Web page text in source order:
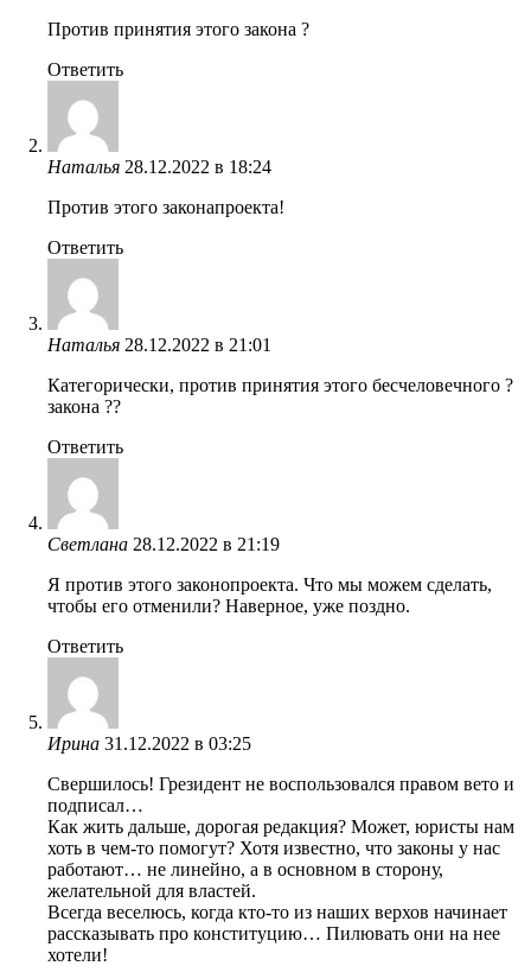
Против принятия этого закона ?
Ответить
Наталья 28.12.2022 в 18:24
Против этого законапроекта!
Ответить
Наталья 28.12.2022 в 21:01
Категорически, против принятия этого бесчеловечного ?
закона ??
Ответить
Светлана 28.12.2022 в 21:19
Я против этого законопроекта. Что мы можем сделать,
чтобы его отменили? Наверное, уже поздно.
Ответить
Ирина 31.12.2022 в 03:25
Свершилось! Грезидент не воспользовался правом вето и
подписал…
Как жить дальше, дорогая редакция? Может, юристы нам
хоть в чем-то помогут? Хотя известно, что законы у нас
работают… не линейно, а в основном в сторону,
желательной для властей.
Всегда веселюсь, когда кто-то из наших верхов начинает
рассказывать про конституцию… Пилювать они на нее
хотели!